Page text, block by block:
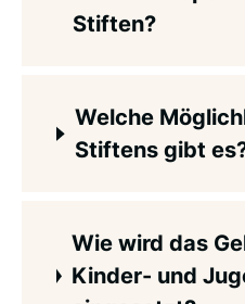
Stiften?
Während Spenden
werden, wirkt ein
langfristig. Das
erschöpft sich nie, da
den Zinserträgen
Welche
Stiftens gibt
Ohne großen Aufwand
Namen gründen. Oder
Wie wird das
Kinder- und